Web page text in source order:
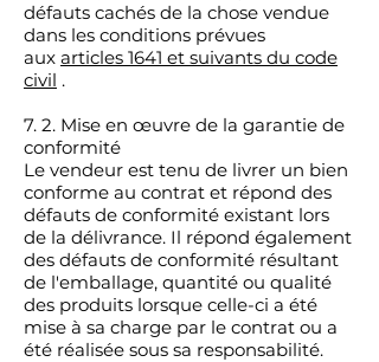
défauts cachés de la chose vendue
dans les conditions prévues
aux articles 1641 et suivants du code
civil .
7. 2. Mise en œuvre de la garantie de
conformité
Le vendeur est tenu de livrer un bien
conforme au contrat et répond des
défauts de conformité existant lors
de la délivrance. Il répond également
des défauts de conformité résultant
de l'emballage, quantité ou qualité
des produits lorsque celle-ci a été
mise à sa charge par le contrat ou a
été réalisée sous sa responsabilité.